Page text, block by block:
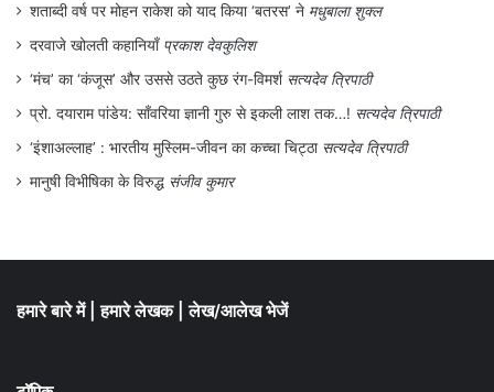
शताब्दी वर्ष पर मोहन राकेश को याद किया ‘बतरस’ ने मधुबाला शुक्ल
दरवाजे खोलती कहानियाँ प्रकाश देवकुलिश
‘मंच’ का ‘कंजूस’ और उससे उठते कुछ रंग-विमर्श सत्यदेव त्रिपाठी
प्रो. दयाराम पांडेय: साँवरिया ज्ञानी गुरु से इकली लाश तक…! सत्यदेव त्रिपाठी
‘इंशाअल्लाह’ : भारतीय मुस्लिम-जीवन का कच्चा चिट्ठा सत्यदेव त्रिपाठी
मानुषी विभीषिका के विरुद्ध संजीव कुमार
हमारे बारे में हमारे लेखक लेख/आलेख भेजें